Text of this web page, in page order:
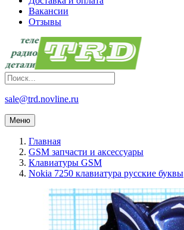
Вакансии
Отзывы
sale@trd.novline.ru
Меню
Главная
GSM запчасти и аксессуары
Клавиатуры GSM
Nokia 7250 клавиатура русские буквы